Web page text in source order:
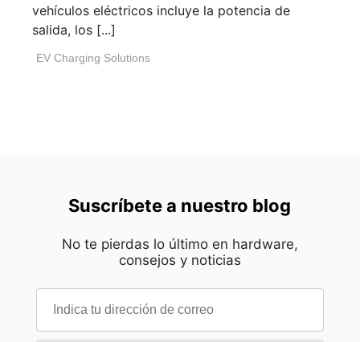
vehículos eléctricos incluye la potencia de
salida, los [...]
EV Charging Solutions
Suscríbete a nuestro blog
No te pierdas lo último en hardware,
consejos y noticias